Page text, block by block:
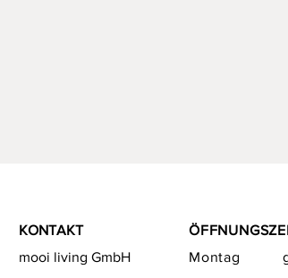
KONTAKT
mooi living GmbH
Montag